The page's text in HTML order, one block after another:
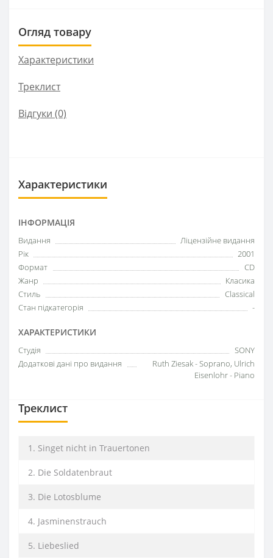
Огляд товару
Характеристики
Треклист
Відгуки (0)
Характеристики
ІНФОРМАЦІЯ
Видання
Ліцензійне видання
Рік
2001
Формат
CD
Жанр
Класика
Стиль
Classical
Стан підкатегорія
-
ХАРАКТЕРИСТИКИ
Студія
SONY
Додаткові дані про видання
Ruth Ziesak - Soprano, Ulrich
Eisenlohr - Piano
Треклист
1. Singet nicht in Trauertonen
2. Die Soldatenbraut
3. Die Lotosblume
4. Jasminenstrauch
5. Liebeslied